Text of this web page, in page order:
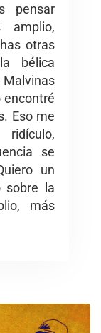
pensar
amplio,
otras
bélica
Malvinas
encontré
Eso me
se
un
sobre la
más